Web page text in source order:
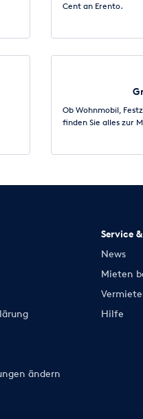
Cent an Erento.
Ob Wohnmobil,
finden Sie alles zur
ändern
Service
News
Mieten
Hilfe